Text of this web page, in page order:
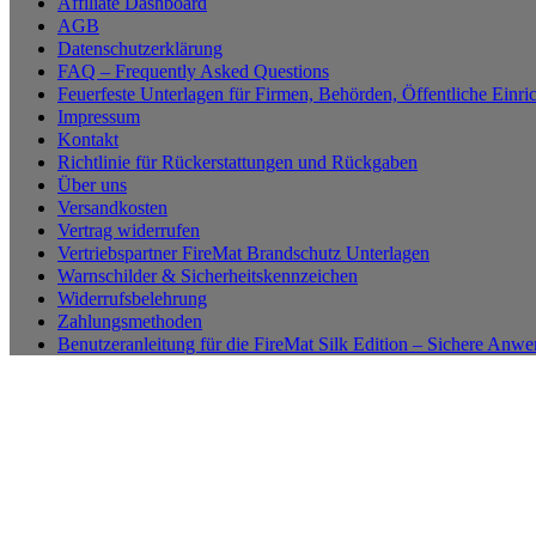
AGB
Datenschutzerklärung
FAQ – Frequently Asked Questions
Feuerfeste Unterlagen für Firmen, Behörden, Öffentliche
Impressum
Kontakt
Richtlinie für Rückerstattungen und Rückgaben
Über uns
Versandkosten
Vertrag widerrufen
Vertriebspartner FireMat Brandschutz Unterlagen
Warnschilder & Sicherheitskennzeichen
Widerrufsbelehrung
Zahlungsmethoden
Benutzeranleitung für die FireMat Silk Edition – Sichere